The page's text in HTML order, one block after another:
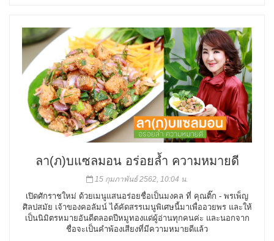
ลา(ภ)บแซลมอน อร่อยล้ำ ความหมายดี
15 กุมภาพันธ์ 2562, 10:04 น.
เปิดศักราชใหม่ ด้วยเมนูแสนอร่อยชื่อเป็นมงคล ที่ คุณติ๊ก - พรเพ็ญ
ศิลปสมัย เจ้าของคอลัมน์ ได้คัดสรรเมนูพิเศษนี้มาเพื่ออวยพร และให้
เป็นนิมิตรหมายอันดีตลอดปีหมูทองแด่ผู้อ่านทุกคนค่ะ และนอกจาก
ชื่อจะเป็นคำพ้องเสียงที่มีความหมายดีแล้ว